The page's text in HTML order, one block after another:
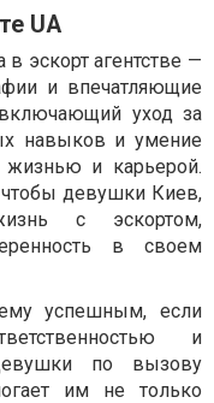
UA
эскорт агентстве —
и впечатляющие
уход за
навыков и умение
жизнью и карьерой.
девушки Киев,
с эскортом,
в своем
успешным, если
и
по вызову
им не только